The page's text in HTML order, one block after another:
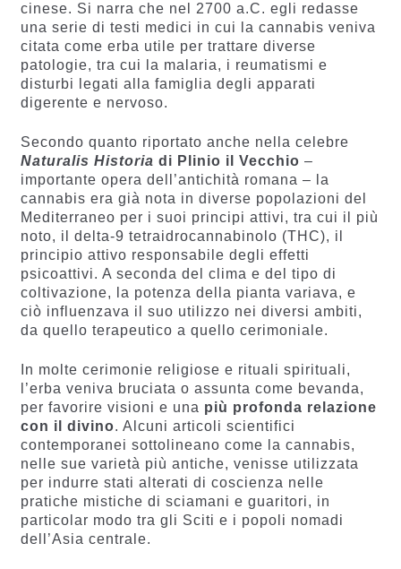
cinese. Si narra che nel 2700 a.C. egli redasse
una serie di testi medici in cui la cannabis veniva
citata come erba utile per trattare diverse
patologie, tra cui la malaria, i reumatismi e
disturbi legati alla famiglia degli apparati
digerente e nervoso.
Secondo quanto riportato anche nella celebre
Naturalis Historia di Plinio il Vecchio –
importante opera dell’antichità romana – la
cannabis era già nota in diverse popolazioni del
Mediterraneo per i suoi principi attivi, tra cui il più
noto, il delta-9 tetraidrocannabinolo (THC), il
principio attivo responsabile degli effetti
psicoattivi. A seconda del clima e del tipo di
coltivazione, la potenza della pianta variava, e
ciò influenzava il suo utilizzo nei diversi ambiti,
da quello terapeutico a quello cerimoniale.
In molte cerimonie religiose e rituali spirituali,
l’erba veniva bruciata o assunta come bevanda,
per favorire visioni e una più profonda relazione
con il divino. Alcuni articoli scientifici
contemporanei sottolineano come la cannabis,
nelle sue varietà più antiche, venisse utilizzata
per indurre stati alterati di coscienza nelle
pratiche mistiche di sciamani e guaritori, in
particolar modo tra gli Sciti e i popoli nomadi
dell’Asia centrale.